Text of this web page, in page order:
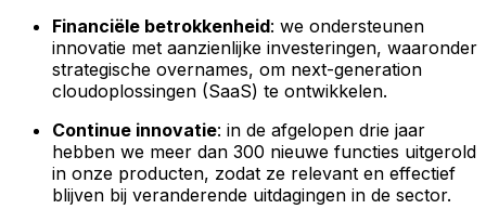
Financiële betrokkenheid: we ondersteunen
innovatie met aanzienlijke investeringen, waaronder
strategische overnames, om next-generation
cloudoplossingen (SaaS) te ontwikkelen.
Continue innovatie: in de afgelopen drie jaar
hebben we meer dan 300 nieuwe functies uitgerold
in onze producten, zodat ze relevant en effectief
blijven bij veranderende uitdagingen in de sector.